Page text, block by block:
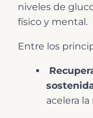
niveles de
físico y mental.
Entre los
acelera